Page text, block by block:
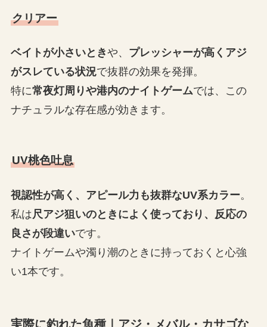
クリアー
ベイトが小さいときや、 プレッシャーが高くアジ
がスレている状況で抜群の効果を発揮。
特に常夜灯周りや港内のナイトゲームでは、この
ナチュラルな存在感が効きます。
UV桃色吐息
視認性が高く、アピール力も抜群なUV系カラー。
私は尺アジ狙いのときによく使っており、反応の
良さが段違いです。
ナイトゲームや濁り潮のときに持っておくと心強
い1本です。
実際に釣れた魚種｜アジ・メバル・カサゴな